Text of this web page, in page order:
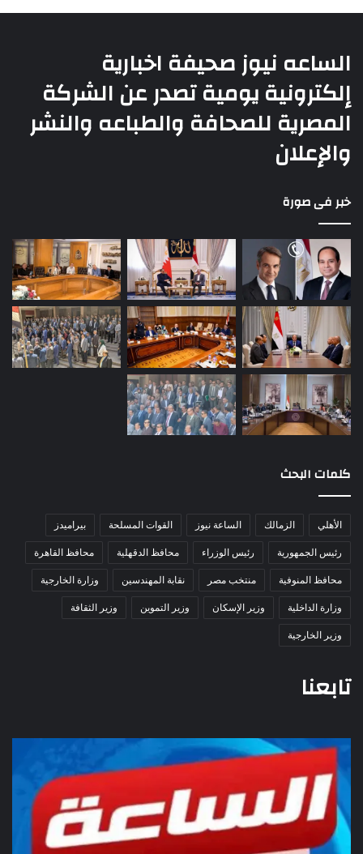
الساعه نيوز صحيفة اخبارية
إلكترونية يومية تصدر عن الشركة
المصرية للصحافة والطباعه والنشر
والإعلان
خبر فى صورة
كلمات البحث
الأهلي الزمالك الساعة نيوز القوات المسلحة
بيراميدز
رئيس الجمهورية
رئيس الوزراء محافظ الدقهلية
محافظ القاهرة
محافظ المنوفية
منتخب مصر نقابة المهندسين
وزارة الخارجية
وزارة الداخلية
وزير الإسكان وزير التموين
وزير الثقافة
وزير الخارجية
تابعنا